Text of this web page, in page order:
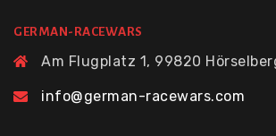
GERMAN-RACEWARS
Am Flugplatz 1, 99820
info@german-racewars.com